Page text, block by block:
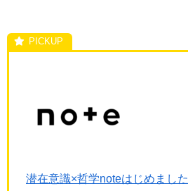
潜在意識×哲学noteはじめました